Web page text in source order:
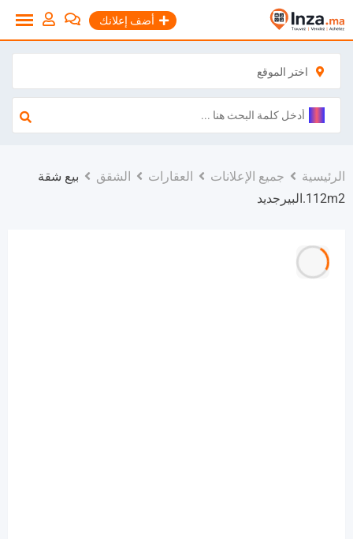
إلى
المحتوى
أضف إعلانك
اختر الموقع
الرئيسية جميع الإعلانات العقارات الشقق
بيع شقة
112m2.البيرجديد